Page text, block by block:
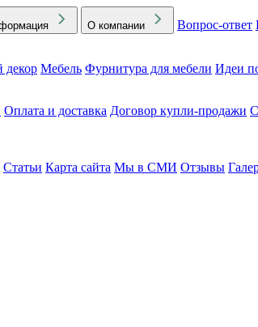
О компании Вопрос-ответ
декор Мебель Фурнитура для мебели Идеи
Оплата и доставка Договор купли-продажи
Статьи Карта сайта Мы в СМИ Отзывы